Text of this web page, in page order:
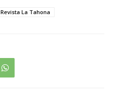
Revista La Tahona